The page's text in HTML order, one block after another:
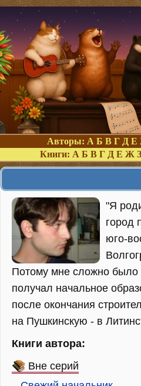
Авторы: А Б В Г Д Е
Книги: А Б В Г Д Е Ж З
"Я
город
юго-
Потому мне сложно было
получал начальное
после окончания
на Пушкинскую - в
Книги автора:
Вне серий